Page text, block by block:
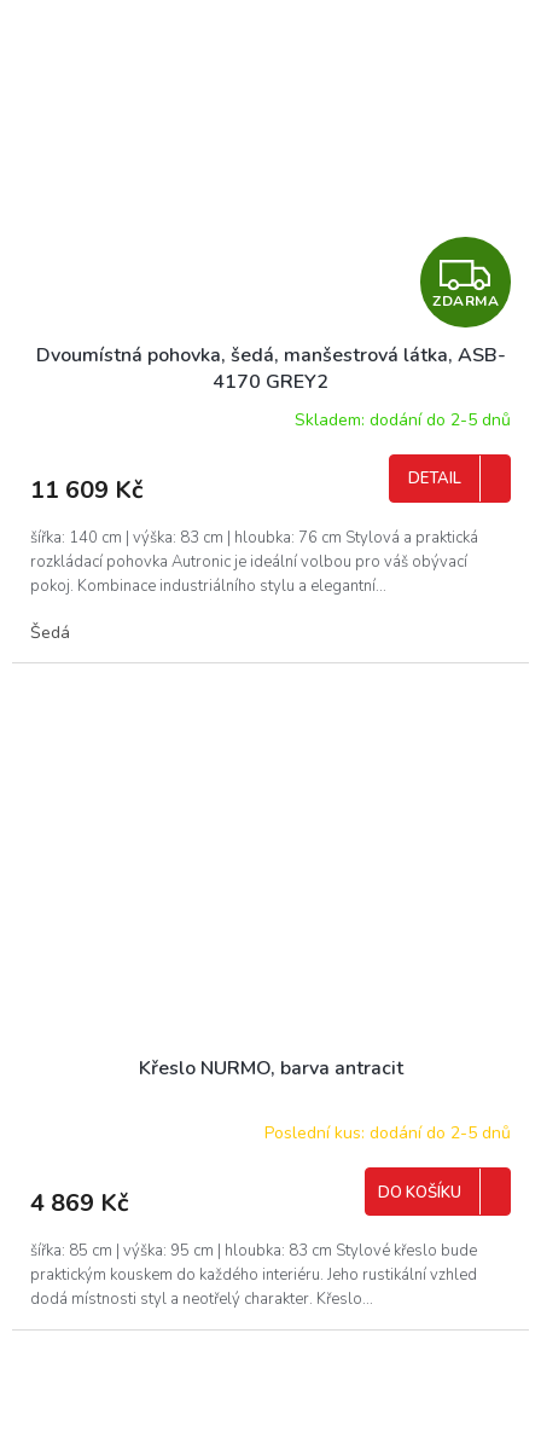
Z
D
A
R
ZDARMA
Dvoumístná pohovka, šedá, manšestrová látka, ASB-
4170 GREY2
Skladem: dodání do 2-5 dnů
11 609 Kč DETAIL
šířka: 140 cm | výška: 83 cm | hloubka: 76 cm Stylová a praktická
rozkládací pohovka Autronic je ideální volbou pro váš obývací
pokoj. Kombinace industriálního stylu a elegantní...
Šedá
Křeslo NURMO, barva antracit
Poslední kus: dodání do 2-5 dnů
4 869 Kč DO KOŠÍKU
šířka: 85 cm | výška: 95 cm | hloubka: 83 cm Stylové křeslo bude
praktickým kouskem do každého interiéru. Jeho rustikální vzhled
dodá místnosti styl a neotřelý charakter. Křeslo...